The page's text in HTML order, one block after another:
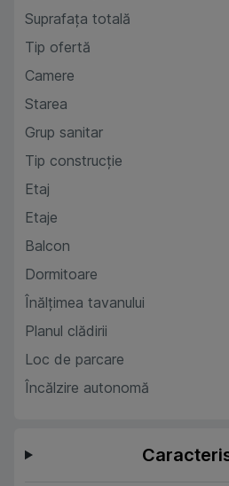
Suprafața totală
Tip ofertă
Camere
Starea
Grup sanitar
Tip construcție
Etaj
Etaje
Balcon
Dormitoare
Înălțimea tavanului
Planul clădirii
Loc de parcare
Încălzire autonomă